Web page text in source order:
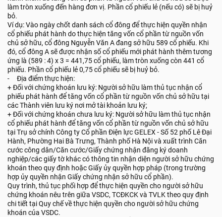
làm tròn xuống đến hàng đơn vị. Phần cổ phiếu lẻ (nếu có) sẽ bị huỷ
bỏ.
Ví dụ: Vào ngày chốt danh sách cổ đông để thực hiện quyền nhận
cổ phiếu phát hành do thực hiện tăng vốn cổ phần từ nguồn vốn
chủ sở hữu, cổ đông Nguyễn Văn A đang sở hữu 589 cổ phiếu. Khi
đó, cổ đông A sẽ được nhận số cổ phiếu mới phát hành thêm tương
ứng là (589 : 4) x 3 = 441,75 cổ phiếu, làm tròn xuống còn 441 cổ
phiếu. Phần cổ phiếu lẻ 0,75 cổ phiếu sẽ bị huỷ bỏ.
- Địa điểm thực hiện:
+ Đối với chứng khoán lưu ký: Người sở hữu làm thủ tục nhận cổ
phiếu phát hành để tăng vốn cổ phần từ nguồn vốn chủ sở hữu tại
các Thành viên lưu ký nơi mở tài khoản lưu ký;
+ Đối với chứng khoán chưa lưu ký: Người sở hữu làm thủ tục nhận
cổ phiếu phát hành để tăng vốn cổ phần từ nguồn vốn chủ sở hữu
tại Trụ sở chính Công ty Cổ phần Điện lực GELEX - Số 52 phố Lê Đại
Hành, Phường Hai Bà Trưng, Thành phố Hà Nội và xuất trình Căn
cước công dân/Căn cước/Giấy chứng nhận đăng ký doanh
nghiệp/các giấy tờ khác có thông tin nhận diện người sở hữu chứng
khoán theo quy định hoặc Giấy ủy quyền hợp pháp (trong trường
hợp ủy quyền nhận Giấy chứng nhận sở hữu cổ phần).
Quy trình, thủ tục phối hợp để thực hiện quyền cho người sở hữu
chứng khoán nêu trên giữa VSDC, TCĐKCK và TVLK theo quy định
chi tiết tại Quy chế về thực hiện quyền cho người sở hữu chứng
khoán của VSDC.